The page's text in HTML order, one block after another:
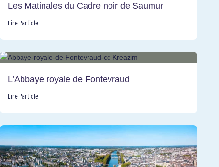
Les Matinales du Cadre noir de Saumur
Lire l'article
L’Abbaye royale de Fontevraud
Lire l'article